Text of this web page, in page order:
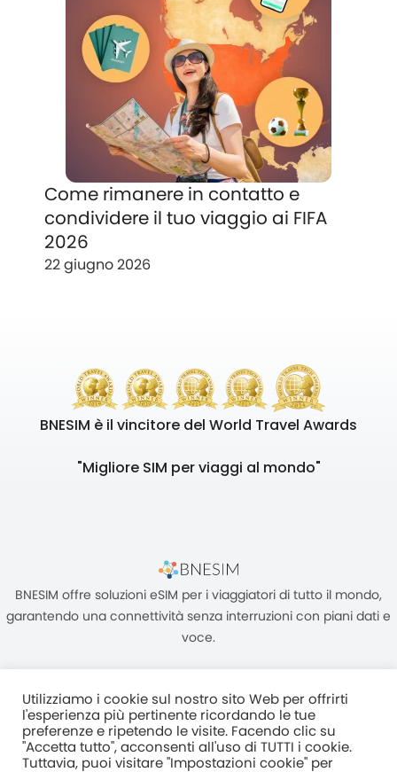
Come rimanere in contatto e
condividere il tuo viaggio ai FIFA
2026
22 giugno 2026
BNESIM è il vincitore del World Travel Awards
"Migliore SIM per viaggi al mondo"
BNESIM offre soluzioni eSIM per i viaggiatori di tutto il mondo,
garantendo una connettività senza interruzioni con piani dati e
voce.
Unità C, 8/F, King Palace Plaza, NO:55 King Yip Street, Kwun Tong,
Kowloon, HONG KONG
Utilizziamo i cookie sul nostro sito Web per offrirti
l'esperienza più pertinente ricordando le tue
preferenze e ripetendo le visite. Facendo clic su
"Accetta tutto", acconsenti all'uso di TUTTI i cookie.
Tuttavia, puoi visitare "Impostazioni cookie" per